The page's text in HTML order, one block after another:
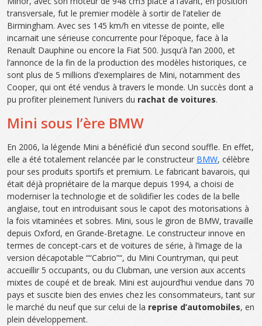
transversale, fut le premier modèle à sortir de l’atelier de
Birmingham. Avec ses 145 km/h en vitesse de pointe, elle
incarnait une sérieuse concurrente pour l’époque, face à la
Renault Dauphine ou encore la Fiat 500. Jusqu’à l’an 2000, et
l’annonce de la fin de la production des modèles historiques, ce
sont plus de 5 millions d’exemplaires de Mini, notamment des
Cooper, qui ont été vendus à travers le monde. Un succès dont a
pu profiter pleinement l’univers du rachat de voitures.
Mini sous l’ère BMW
En 2006, la légende Mini a bénéficié d’un second souffle. En effet,
elle a été totalement relancée par le constructeur BMW, célèbre
pour ses produits sportifs et premium. Le fabricant bavarois, qui
était déjà propriétaire de la marque depuis 1994, a choisi de
moderniser la technologie et de solidifier les codes de la belle
anglaise, tout en introduisant sous le capot des motorisations à
la fois vitaminées et sobres. Mini, sous le giron de BMW, travaille
depuis Oxford, en Grande-Bretagne. Le constructeur innove en
termes de concept-cars et de voitures de série, à l’image de la
version décapotable ““Cabrio”“, du Mini Countryman, qui peut
accueillir 5 occupants, ou du Clubman, une version aux accents
mixtes de coupé et de break. Mini est aujourd’hui vendue dans 70
pays et suscite bien des envies chez les consommateurs, tant sur
le marché du neuf que sur celui de la reprise d’automobiles, en
plein développement.